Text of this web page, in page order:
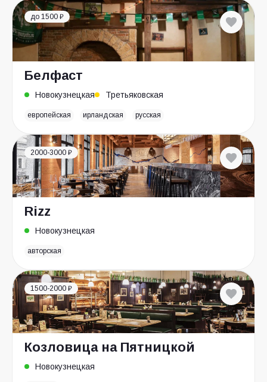
до 1500 ₽
Белфаст
Новокузнецкая Третьяковская
европейская ирландская русская
2000-3000 ₽
Rizz
Новокузнецкая
авторская
1500-2000 ₽
Козловица на Пятницкой
Новокузнецкая